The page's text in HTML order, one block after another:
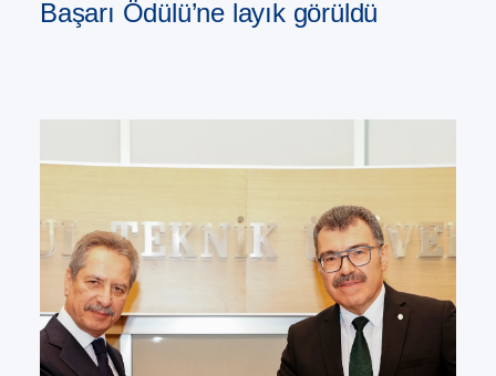
Başarı Ödülü’ne layık görüldü